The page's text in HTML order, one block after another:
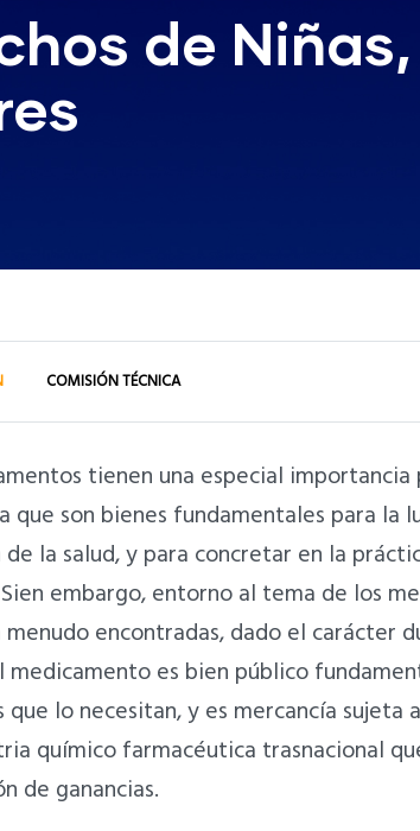
de
COMISIÓN TÉCNICA
tienen una especial
que son bienes fundamentales para la
la salud, y para concretar en la
embargo, entorno al tema de los
encontradas, dado el carácter
medicamento es bien público
que lo necesitan, y es mercancía sujeta
químico farmacéutica trasnacional
de ganancias.